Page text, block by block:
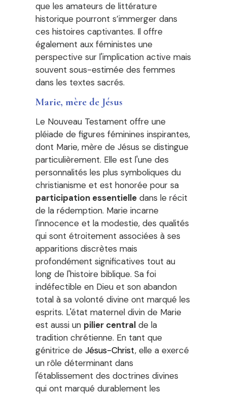
que les amateurs de littérature
historique pourront s’immerger dans
ces histoires captivantes. Il offre
également aux féministes une
perspective sur l'implication active mais
souvent sous-estimée des femmes
dans les textes sacrés.
Marie, mère de Jésus
Le Nouveau Testament offre une
pléiade de figures féminines inspirantes,
dont Marie, mère de Jésus se distingue
particulièrement. Elle est l'une des
personnalités les plus symboliques du
christianisme et est honorée pour sa
participation essentielle dans le récit
de la rédemption. Marie incarne
l'innocence et la modestie, des qualités
qui sont étroitement associées à ses
apparitions discrètes mais
profondément significatives tout au
long de l'histoire biblique. Sa foi
indéfectible en Dieu et son abandon
total à sa volonté divine ont marqué les
esprits. L'état maternel divin de Marie
est aussi un pilier central de la
tradition chrétienne. En tant que
génitrice de Jésus-Christ, elle a exercé
un rôle déterminant dans
l'établissement des doctrines divines
qui ont marqué durablement les